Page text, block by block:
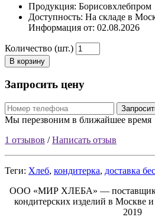
Продукция: Борисовхлебпром
Доступность: На складе в
Информация от: 02.08.2026
Количество (шт.)
В корзину
Запросить цену
Мы перезвоним в ближайшее время
1 отзывов /Написать отзыв
Теги: Хлеб, кондитерка, доставка
ООО «МИР ХЛЕБА» — поставщик
кондитерских изделий в Москве
2019